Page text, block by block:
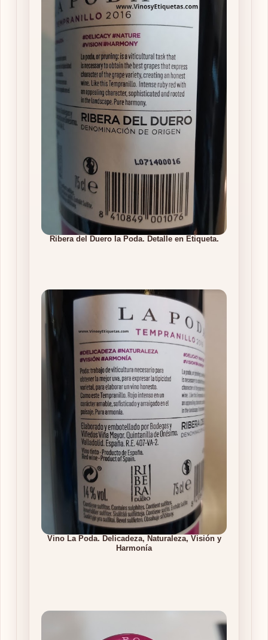
Ribera del Duero la Poda. Detalle en Etiqueta.
Vino La Poda. Delicadeza, Naturaleza, Visión y
Harmonía